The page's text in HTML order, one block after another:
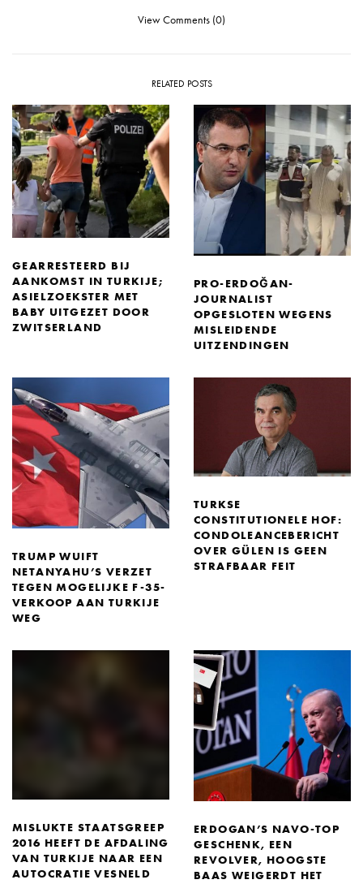
View Comments (0)
RELATED POSTS
GEARRESTEERD BIJ
AANKOMST IN TURKIJE;
ASIELZOEKSTER MET
BABY UITGEZET DOOR
ZWITSERLAND
PRO-ERDOĞAN-
JOURNALIST
OPGESLOTEN WEGENS
MISLEIDENDE
UITZENDINGEN
TRUMP WUIFT
NETANYAHU’S VERZET
TEGEN MOGELIJKE F-35-
VERKOOP AAN TURKIJE
WEG
TURKSE
CONSTITUTIONELE HOF:
CONDOLEANCEBERICHT
OVER GÜLEN IS GEEN
STRAFBAAR FEIT
MISLUKTE STAATSGREEP
2016 HEEFT DE AFDALING
VAN TURKIJE NAAR EEN
AUTOCRATIE VESNELD
ERDOGAN’S NAVO-TOP
GESCHENK, EEN
REVOLVER, HOOGSTE
BAAS WEIGERDT HET